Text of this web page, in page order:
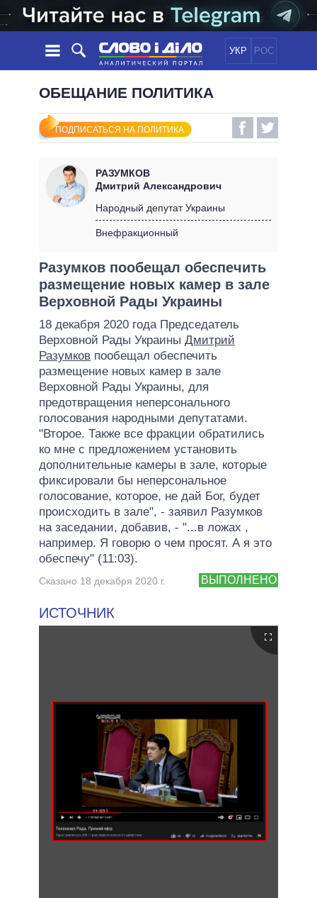
УКР РОС
НОВОСТИ
ЛЕНТА
СОБЫТИЯ
СТАТЬИ
МНЕНИЯ
ОБЗОРЫ
ДАЙДЖЕСТЫ
ПОЛИТИКА
ЭКОНОМИКА
МИР
ОБЕЩАНИЯ
ВСЕ ПОЛИТИКИ
ПРЕЗИДЕНТ И ОФИС
ГЛАВЫ ОБЛАДМИНИСТРАЦИЙ
МЭРЫ
ВСЕ ПЕРСОНЫ
ИНФОГРАФИКА
ВИДЕО
СРАВНЕНИЕ ПОЛИТИКОВ
ОБЕЩАНИЕ ПОЛИТИКА
ПОДПИСАТЬСЯ НА ПОЛИТИКА
РАЗУМКОВ
Дмитрий Александрович
Народный депутат Украины
Внефракционный
Разумков пообещал обеспечить
размещение новых камер в зале
Верховной Рады Украины
18 декабря 2020 года Председатель
Верховной Рады Украины Дмитрий
Разумков пообещал обеспечить
размещение новых камер в зале
Верховной Рады Украины, для
предотвращения неперсонального
голосования народными депутатами.
"Второе. Также все фракции обратились
ко мне с предложением установить
дополнительные камеры в зале, которые
фиксировали бы неперсональное
голосование, которое, не дай Бог, будет
происходить в зале", - заявил Разумков
на заседании, добавив, - "...в ложах ,
например. Я говорю о чем просят. А я это
обеспечу" (11:03).
ВЫПОЛНЕНО
Сказано 18 декабря 2020 г.
ИСТОЧНИК